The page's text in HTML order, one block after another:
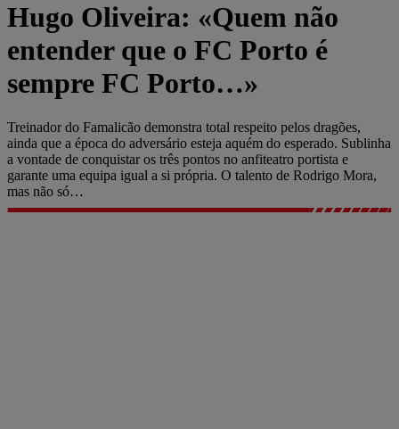
Hugo Oliveira: «Quem não
entender que o FC Porto é
sempre FC Porto…»
Treinador do Famalicão demonstra total respeito pelos dragões,
ainda que a época do adversário esteja aquém do esperado. Sublinha
a vontade de conquistar os três pontos no anfiteatro portista e
garante uma equipa igual a si própria. O talento de Rodrigo Mora,
mas não só…